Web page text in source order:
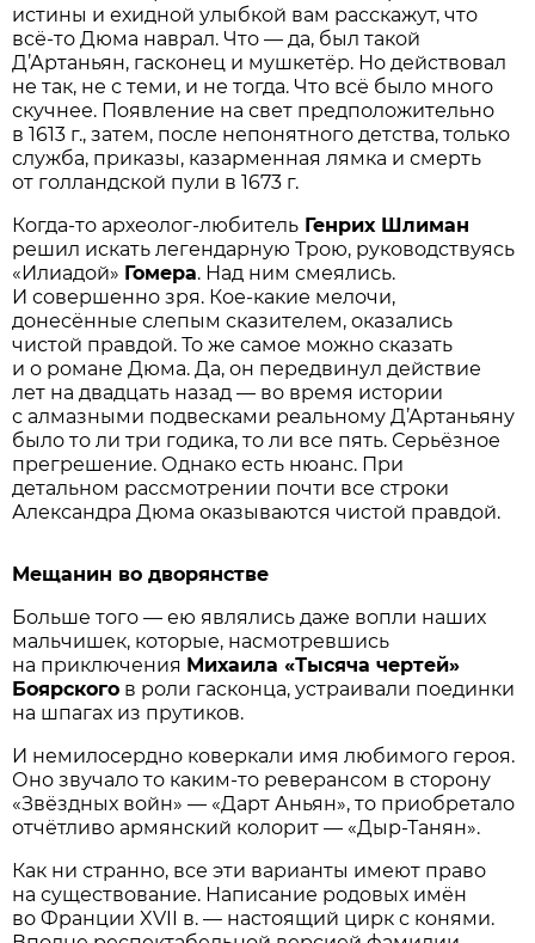
истины и ехидной улыбкой вам расскажут, что
всё-то Дюма наврал. Что — да, был такой
Д’Артаньян, гасконец и мушкетёр. Но действовал
не так, не с теми, и не тогда. Что всё было много
скучнее. Появление на свет предположительно
в 1613 г., затем, после непонятного детства, только
служба, приказы, казарменная лямка и смерть
от голландской пули в 1673 г.
Когда-то археолог-любитель Генрих Шлиман
решил искать легендарную Трою, руководствуясь
«Илиадой» Гомера. Над ним смеялись.
И совершенно зря. Кое-какие мелочи,
донесённые слепым сказителем, оказались
чистой правдой. То же самое можно сказать
и о романе Дюма. Да, он передвинул действие
лет на двадцать назад — во время истории
с алмазными подвесками реальному Д’Артаньяну
было то ли три годика, то ли все пять. Серьёзное
прегрешение. Однако есть нюанс. При
детальном рассмотрении почти все строки
Александра Дюма оказываются чистой правдой.
Мещанин во дворянстве
Больше того — ею являлись даже вопли наших
мальчишек, которые, насмотревшись
на приключения Михаила «Тысяча чертей»
Боярского в роли гасконца, устраивали поединки
на шпагах из прутиков.
И немилосердно коверкали имя любимого героя.
Оно звучало то каким-то реверансом в сторону
«Звёздных войн» — «Дарт Аньян», то приобретало
отчётливо армянский колорит — «Дыр-Танян».
Как ни странно, все эти варианты имеют право
на существование. Написание родовых имён
во Франции XVII в. — настоящий цирк с конями.